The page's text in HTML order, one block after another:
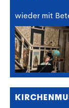
wieder mit